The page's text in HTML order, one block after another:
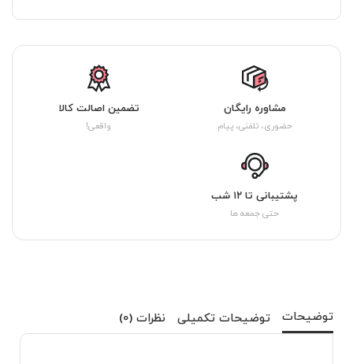
مشاوره رایگان
حضوری، تلفنی، پیام
تضمین اصالت کالا
واقعی!
پشتیبانی تا ۱۲ شب
حتی جمعه ها
توضیحات توضیحات تکمیلی نظرات (0)